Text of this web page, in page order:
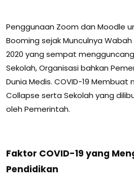
Penggunaan Zoom dan Moodle
Booming sejak Munculnya Wabah
2020 yang sempat mengguncang
Sekolah, Organisasi bahkan
Dunia Medis. COVID-19 Membuat
Collapse serta Sekolah yang
oleh Pemerintah.
Faktor COVID-19 yang
Pendidikan